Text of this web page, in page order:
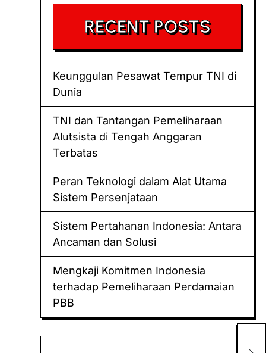
RECENT POSTS
Keunggulan Pesawat Tempur TNI di
Dunia
TNI dan Tantangan Pemeliharaan
Alutsista di Tengah Anggaran
Terbatas
Peran Teknologi dalam Alat Utama
Sistem Persenjataan
Sistem Pertahanan Indonesia: Antara
Ancaman dan Solusi
Mengkaji Komitmen Indonesia
terhadap Pemeliharaan Perdamaian
PBB